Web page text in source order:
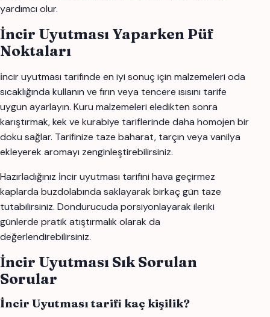
yardımcı olur.
İncir Uyutması Yaparken Püf
Noktaları
i̇ncir uyutması tarifinde en iyi sonuç için malzemeleri oda
sıcaklığında kullanın ve fırın veya tencere ısısını tarife
uygun ayarlayın. Kuru malzemeleri eledikten sonra
karıştırmak, kek ve kurabiye tariflerinde daha homojen bir
doku sağlar. Tarifinize taze baharat, tarçın veya vanilya
ekleyerek aromayı zenginleştirebilirsiniz.
Hazırladığınız i̇ncir uyutması tarifini hava geçirmez
kaplarda buzdolabında saklayarak birkaç gün taze
tutabilirsiniz. Dondurucuda porsiyonlayarak ileriki
günlerde pratik atıştırmalık olarak da
değerlendirebilirsiniz.
İncir Uyutması Sık Sorulan
Sorular
İncir Uyutması tarifi kaç kişilik?